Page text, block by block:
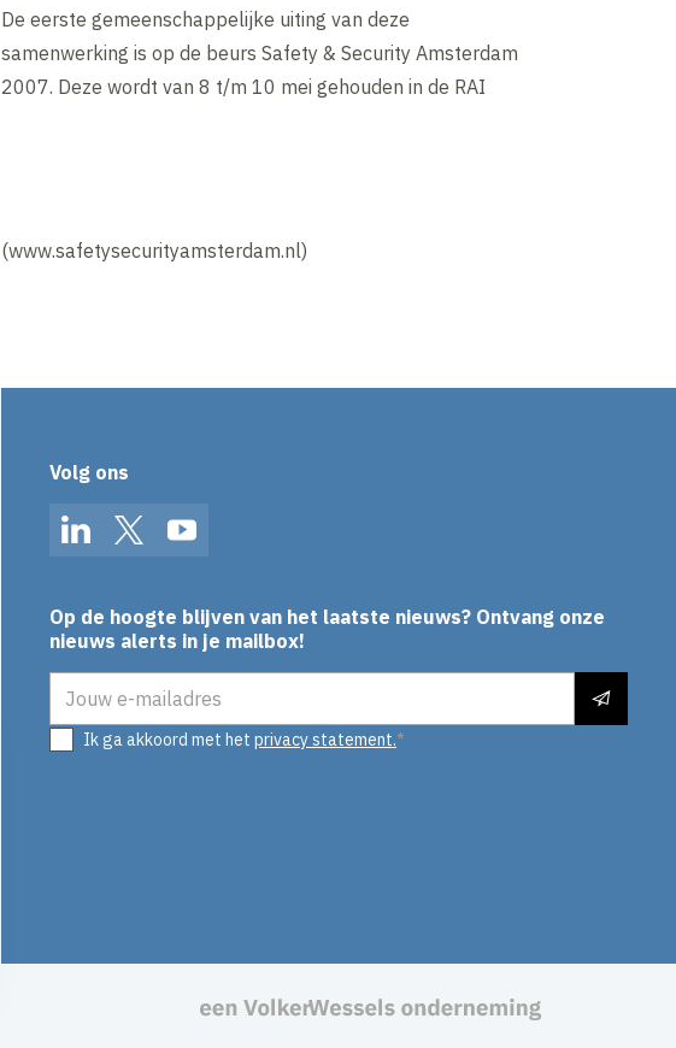
De eerste gemeenschappelijke uiting van deze
samenwerking is op de beurs Safety & Security Amsterdam
2007. Deze wordt van 8 t/m 10 mei gehouden in de RAI
(www.safetysecurityamsterdam.nl)
Volg ons
LinkedInTwitterYouTube
Op de hoogte blijven van het laatste nieuws? Ontvang onze
nieuws alerts in je mailbox!
Ik ga akkoord met het privacy statement.